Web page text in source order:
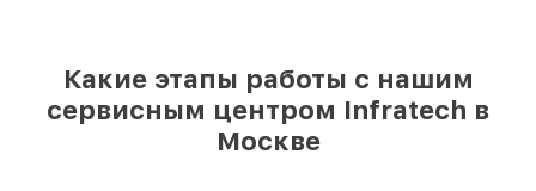
Какие этапы работы с нашим
сервисным центром Infratech в
Москве